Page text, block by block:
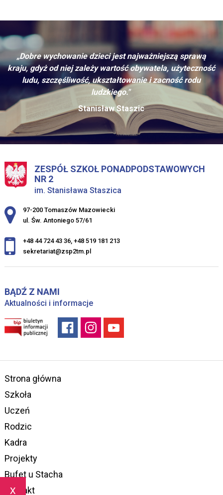
x
„Dobre wychowanie dzieci jest najważniejszą sprawą
kraju, gdyż od niej zależy wartość obywatela, użyteczność
ludu, szczęśliwość, ukształtowanie i zacność rodu
ludzkiego."
Stanisław Staszic
ZESPÓŁ SZKOŁ PONADPODSTAWOWYCH
NR 2
im. Stanisława Staszica
Adres pocztowy:
97-200 Tomaszów Mazowiecki
ul. Św. Antoniego 57/61
+48 44 724 43 36, +48 519 181 213
sekretariat@zsp2tm.pl
BĄDŹ Z NAMI
Aktualności i informacje
Strona główna
Szkoła
Uczeń
Rodzic
Kadra
Projekty
Bufet u Stacha
Kontakt